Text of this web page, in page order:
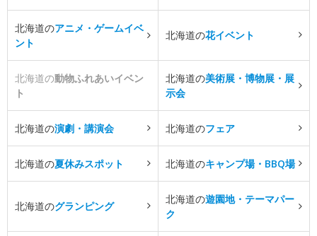
北海道のアニメ・ゲームイベ
ント
北海道の花イベント
北海道の動物ふれあいイベン
ト
北海道の美術展・博物展・展
示会
北海道の演劇・講演会 北海道のフェア
北海道の夏休みスポット 北海道のキャンプ場・BBQ場
北海道のグランピング
北海道の遊園地・テーマパー
ク